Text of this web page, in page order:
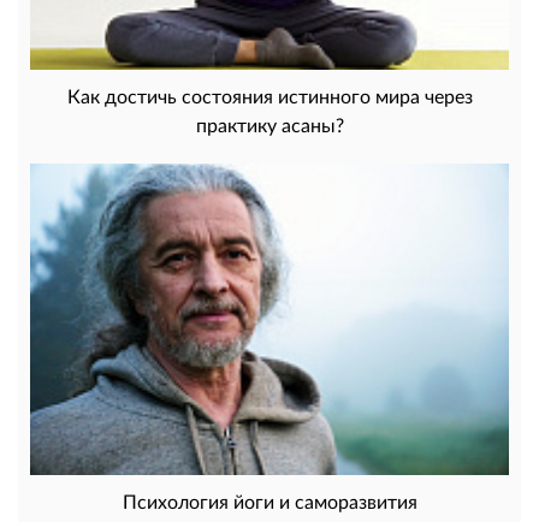
Как достичь состояния истинного мира через
практику асаны?
Психология йоги и саморазвития